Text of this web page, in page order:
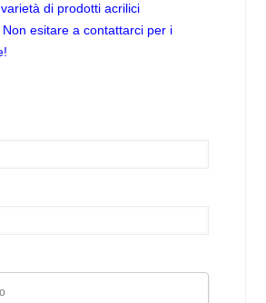
di prodotti acrilici
esitare a contattarci per i